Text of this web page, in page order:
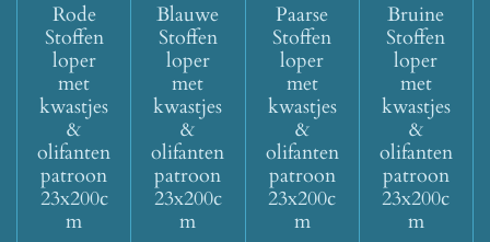
Rode
Stoffen
loper
met
kwastjes
&
olifanten
patroon
23x200c
m
Blauwe
Stoffen
loper
met
kwastjes
&
olifanten
patroon
23x200c
m
Paarse
Stoffen
loper
met
kwastjes
&
olifanten
patroon
23x200c
m
Bruine
Stoffen
loper
met
kwastjes
&
olifanten
patroon
23x200c
m